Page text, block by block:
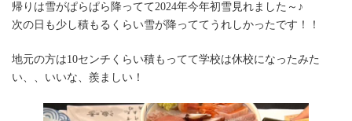
帰りは雪がぱらぱら降ってて2024年今年初雪見れました～♪
次の日も少し積もるくらい雪が降っててうれしかったです！！
地元の方は10センチくらい積もってて学校は休校になったみた
い、、いいな、羨ましい！